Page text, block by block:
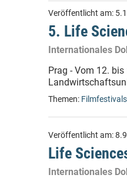
Veröffentlicht am:
5. Life
Internationales
Prag - Vom 12.
Themen: Filmfestivals
Veröffentlicht am:
Life
Internationales